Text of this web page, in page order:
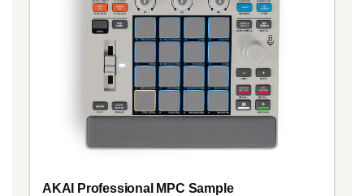
AKAI Professional MPC Sample